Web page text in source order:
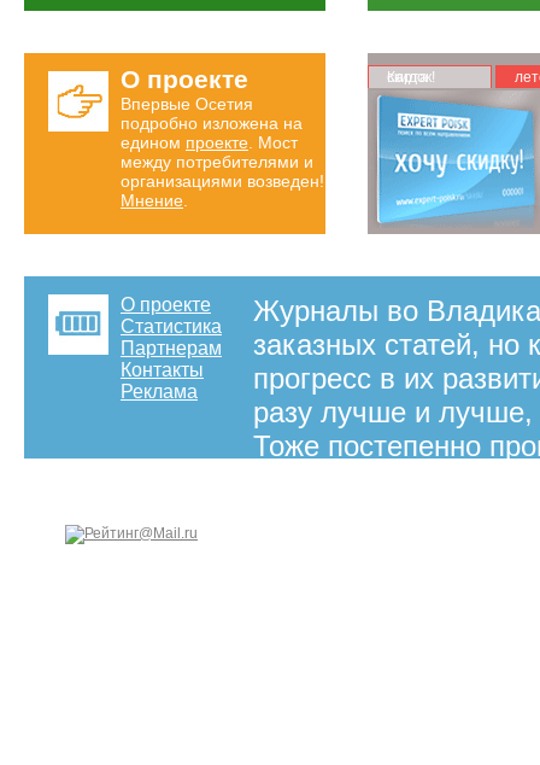
О проекте
Впервые Осетия
подробно изложена на
едином проекте . Мост
между потребителями и
организациями возведен!
Мнение
Карта скидок!
О проекте
Статистика
Партнерам
Контакты
Реклама
Журналы во
заказных статей, но
прогресс в их
разу лучше и лучше,
Тоже постепенно